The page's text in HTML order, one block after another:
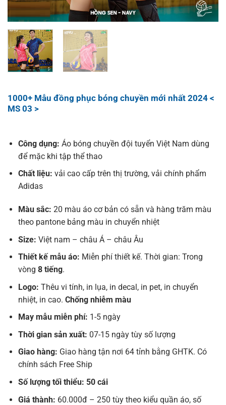
1000+ Mẫu đồng phục bóng chuyền mới nhất 2024 <
MS 03 >
Công dụng: Áo bóng chuyền đội tuyển Việt Nam dùng
để mặc khi tập thể thao
Chất liệu: vải cao cấp trên thị trường, vải chính phẩm
Adidas
Màu sắc: 20 màu áo cơ bản có sẵn và hàng trăm màu
theo pantone bảng màu in chuyển nhiệt
Size: Việt nam – châu Á – châu Âu
Thiết kế mẫu áo: Miễn phí thiết kế. Thời gian: Trong
vòng 8 tiếng.
Logo: Thêu vi tính, in lụa, in decal, in pet, in chuyển
nhiệt, in cao. Chống nhiễm màu
May mẫu miễn phí: 1-5 ngày
Thời gian sản xuất: 07-15 ngày tùy số lượng
Giao hàng: Giao hàng tận nơi 64 tỉnh bằng GHTK. Có
chính sách Free Ship
Số lượng tối thiểu: 50 cái
Giá thành: 60.000đ – 250 tùy theo kiểu quần áo, số